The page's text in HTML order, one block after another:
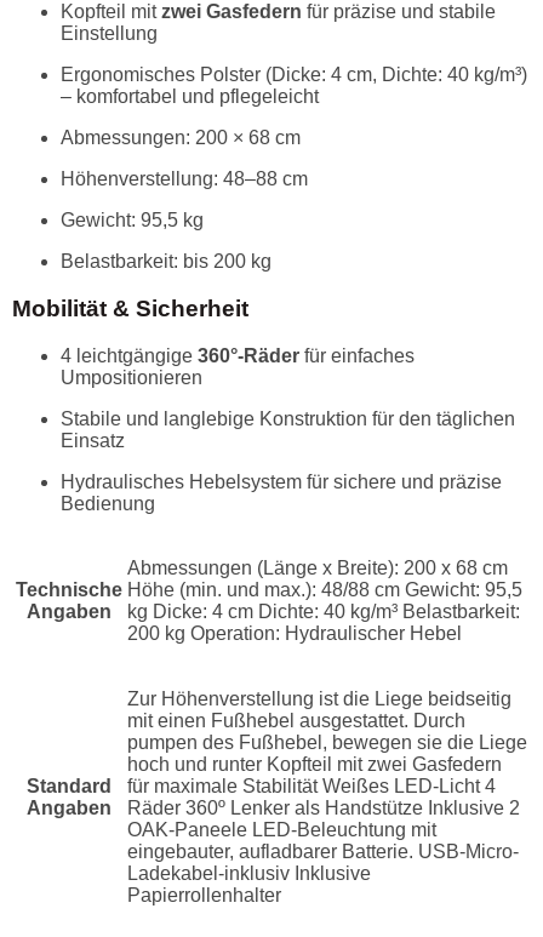
Kopfteil mitzwei Gasfedern für präzise und stabile
Einstellung
Ergonomisches Polster (Dicke: 4 cm, Dichte: 40 kg/m³)
– komfortabel und pflegeleicht
Abmessungen: 200 × 68 cm
Höhenverstellung: 48–88 cm
Gewicht: 95,5 kg
Belastbarkeit: bis 200 kg
Mobilität & Sicherheit
4 leichtgängige 360°-Räder für einfaches
Umpositionieren
Stabile und langlebige Konstruktion für den täglichen
Einsatz
Hydraulisches Hebelsystem für sichere und präzise
Bedienung
Technische
Angaben
Abmessungen (Länge x Breite): 200 x 68 cm
Höhe (min. und max.): 48/88 cm Gewicht: 95,5
kg Dicke: 4 cm Dichte: 40 kg/m³ Belastbarkeit:
200 kg Operation: Hydraulischer Hebel
Standard
Angaben
Zur Höhenverstellung ist die Liege beidseitig
mit einen Fußhebel ausgestattet. Durch
pumpen des Fußhebel, bewegen sie die Liege
hoch und runter Kopfteil mit zwei Gasfedern
für maximale Stabilität Weißes LED-Licht 4
Räder 360º Lenker als Handstütze Inklusive 2
OAK-Paneele LED-Beleuchtung mit
eingebauter, aufladbarer Batterie. USB-Micro-
Ladekabel-inklusiv Inklusive
Papierrollenhalter